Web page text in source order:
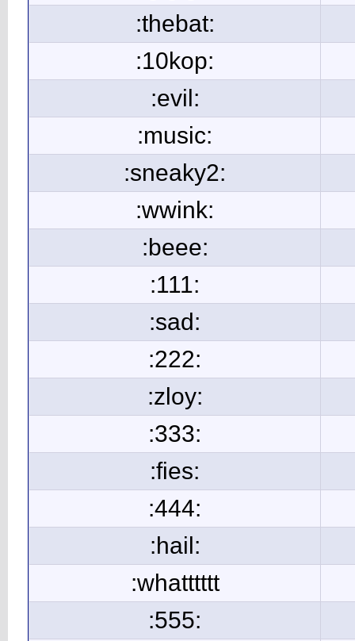
:thebat:
:10kop:
:evil:
:music:
:sneaky2:
:wwink:
:beee:
:111:
:sad:
:222:
:zloy:
:333:
:fies:
:444:
:hail:
:whatttttt
:555: